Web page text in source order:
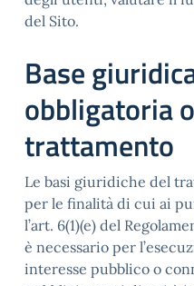
del Sito.
Base
obbligatoria
trattamento
Le basi giuridiche del
per le finalità di cui ai
l’art. 6(1)(e) del
è necessario per
interesse pubblico o